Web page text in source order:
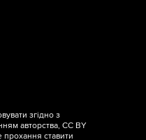
згідно з
авторства, CC BY
прохання ставити